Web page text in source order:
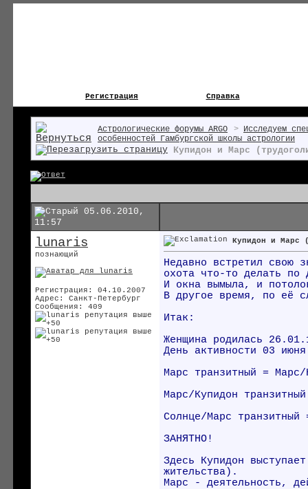
Регистрация Справка
Астрологические форумы ARGO > Исследуем
особенностей Гамбургской школы астрологии
Купидон и Марс
05.06.2010,
11:57
lunaris
познающий
Регистрация: 04.10.2007
Адрес: Санкт-Петербург
Сообщения: 409
Купидон и Марс
Недавно встретил свою
охота что-то делать по
И окна вымыла, и
В другое время, по её
Итак:
Женщина родилась
День активности 03
Марс транзитный =
Марс/Купидон
Солнце/Марс
ЗАНЯТНО!
Здесь Купидон
жительства).
Марс - деятельность,